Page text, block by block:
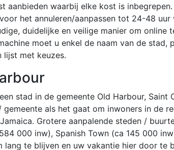
aanbieden waarbij elke kost is
het annuleren/aanpassen tot 24-48
duidelijke en veilige manier om online
moet u enkel de naam van de stad,
lijst met keuzes.
stad in de gemeente Old Harbour, Saint
als het gaat om inwoners in de
Grotere aanpalende steden /
000 inw), Spanish Town (ca 145 000
lang te blijven en uw vakantie hier door te